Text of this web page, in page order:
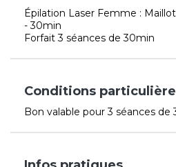
Épilation Laser Femme :
- 30min
Forfait 3 séances de 30min
Conditions
Bon valable pour 3 séances de